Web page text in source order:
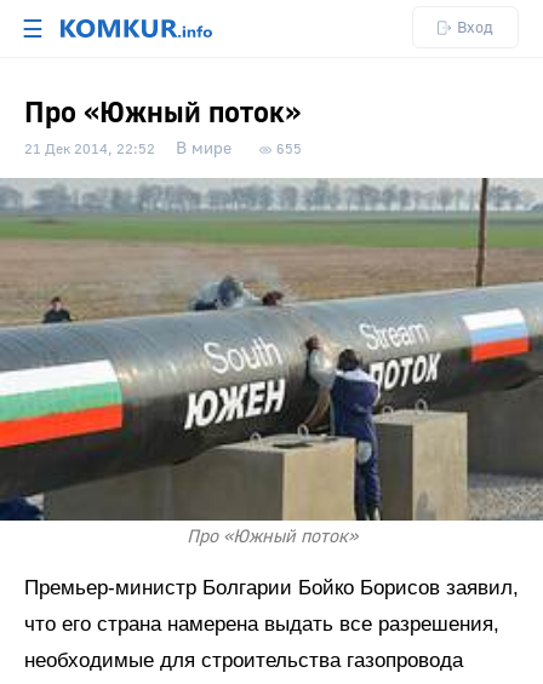
☰ Вход
Про «Южный поток»
21 Дек 2014, 22:52 В мире 655
Про «Южный поток»
Премьер-министр Болгарии Бойко Борисов заявил,
что его страна намерена выдать все разрешения,
необходимые для строительства газопровода